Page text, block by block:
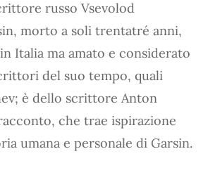
russo Vsevolod
morto a soli trentatré anni,
Italia ma amato e considerato
del suo tempo, quali
è dello scrittore Anton
che trae ispirazione
umana e personale di Garsin.